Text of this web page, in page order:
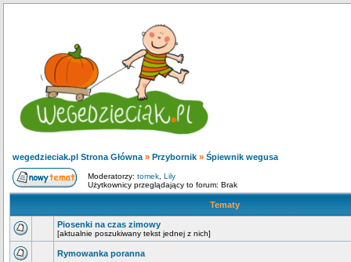
wegedzieciak.pl Strona Główna » Przybornik » Śpiewnik wegusa
Moderatorzy: tomek Lily
Użytkownicy przeglądający to forum: Brak
Tematy
Piosenki na czas zimowy
[aktualnie poszukiwany tekst jednej z nich]
Rymowanka poranna